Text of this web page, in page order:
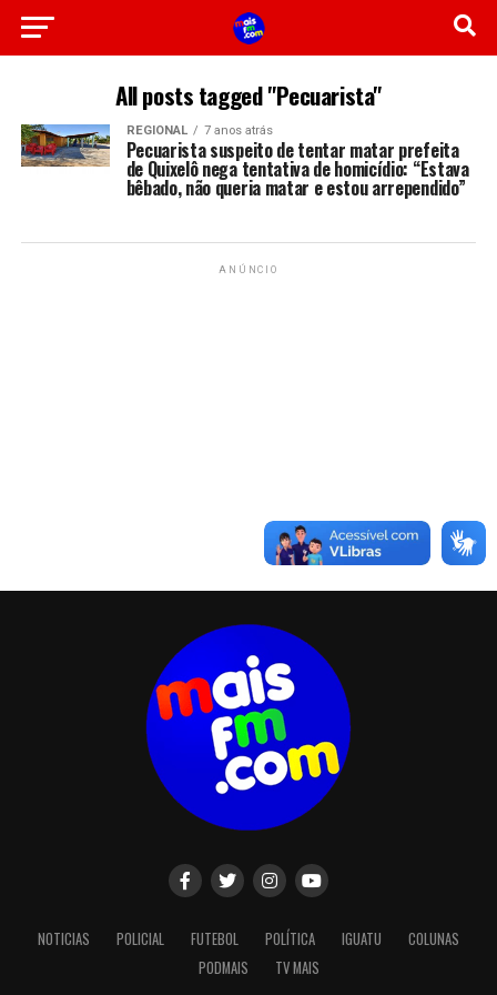
All posts tagged "Pecuarista"
REGIONAL 7 anos atrás
Pecuarista suspeito de tentar matar prefeita
de Quixelô nega tentativa de homicídio: “Estava
bêbado, não queria matar e estou arrependido”
ANÚNCIO
NOTICIAS POLICIAL FUTEBOL POLÍTICA IGUATU
COLUNAS
PODMAIS
TV MAIS